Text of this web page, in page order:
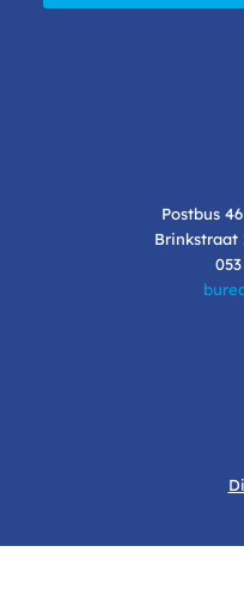
Postbus
Brinkstraat